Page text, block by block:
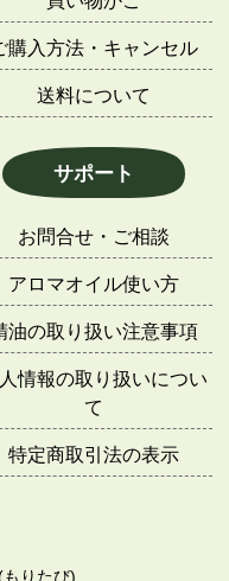
購入方法・キャンセル
送料について
サポート
お問合せ・ご相談
アロマオイル使い方
油の取り扱い注意事項
情報の取り扱いについ
て
特定商取引法の表示
りたび)